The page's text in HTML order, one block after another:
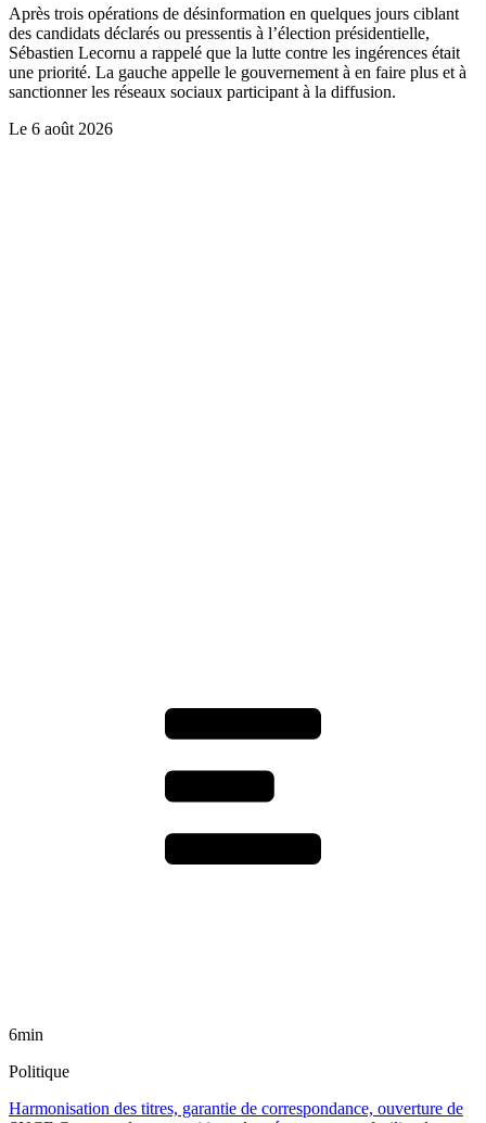
Après trois opérations de désinformation en quelques jours ciblant
des candidats déclarés ou pressentis à l’élection présidentielle,
Sébastien Lecornu a rappelé que la lutte contre les ingérences était
une priorité. La gauche appelle le gouvernement à en faire plus et à
sanctionner les réseaux sociaux participant à la diffusion.
Le 6 août 2026
6min
Politique
Harmonisation des titres, garantie de correspondance, ouverture de